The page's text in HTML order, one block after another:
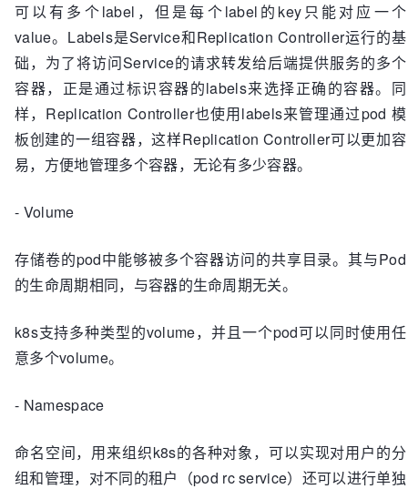
可以有多个label，但是每个label的key只能对应一个
value。Labels是Service和Replication Controller运行的基
础，为了将访问Service的请求转发给后端提供服务的多个
容器，正是通过标识容器的labels来选择正确的容器。同
样，Replication Controller也使用labels来管理通过pod 模
板创建的一组容器，这样Replication Controller可以更加容
易，方便地管理多个容器，无论有多少容器。
- Volume
存储卷的pod中能够被多个容器访问的共享目录。其与Pod
的生命周期相同，与容器的生命周期无关。
k8s支持多种类型的volume，并且一个pod可以同时使用任
意多个volume。
- Namespace
命名空间，用来组织k8s的各种对象，可以实现对用户的分
组和管理，对不同的租户（pod rc service）还可以进行单独